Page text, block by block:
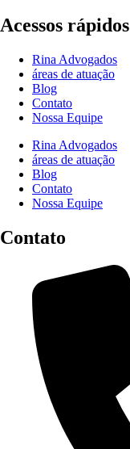
Acessos rápidos
Rina Advogados
áreas de atuação
Blog
Contato
Nossa Equipe
Rina Advogados
áreas de atuação
Blog
Contato
Nossa Equipe
Contato